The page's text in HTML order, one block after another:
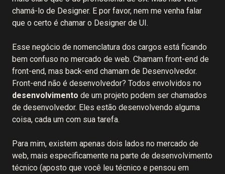
chamá-lo de Designer. E por favor, nem me venha falar
que o certo é chamar o Designer de UI.
Esse negócio de nomenclatura dos cargos está ficando
bem confuso no mercado de web. Chamam front-end de
front-end, mas back-end chamam de Desenvolvedor.
Front-end não é desenvolvedor? Todos envolvidos no
desenvolvimento de um projeto podem ser chamados
de desenvolvedor. Eles estão desenvolvendo alguma
coisa, cada um com sua tarefa.
Para mim, existem apenas dois lados no mercado de
web, mais especificamente na parte de desenvolvimento
técnico (aposto que você leu técnico e pensou em